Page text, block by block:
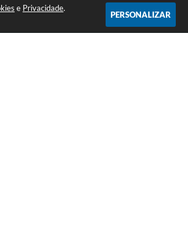
e Privacidade.
PERSONALIZAR